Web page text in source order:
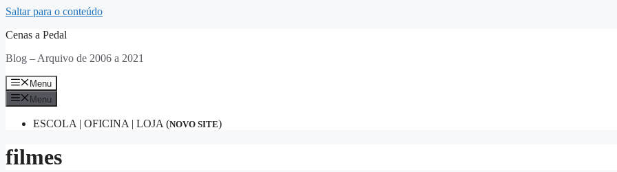
Saltar para o conteúdo
Cenas a Pedal
Blog – Arquivo de 2006 a 2021
Menu
Menu
ESCOLA | OFICINA | LOJA (NOVO SITE)
filmes